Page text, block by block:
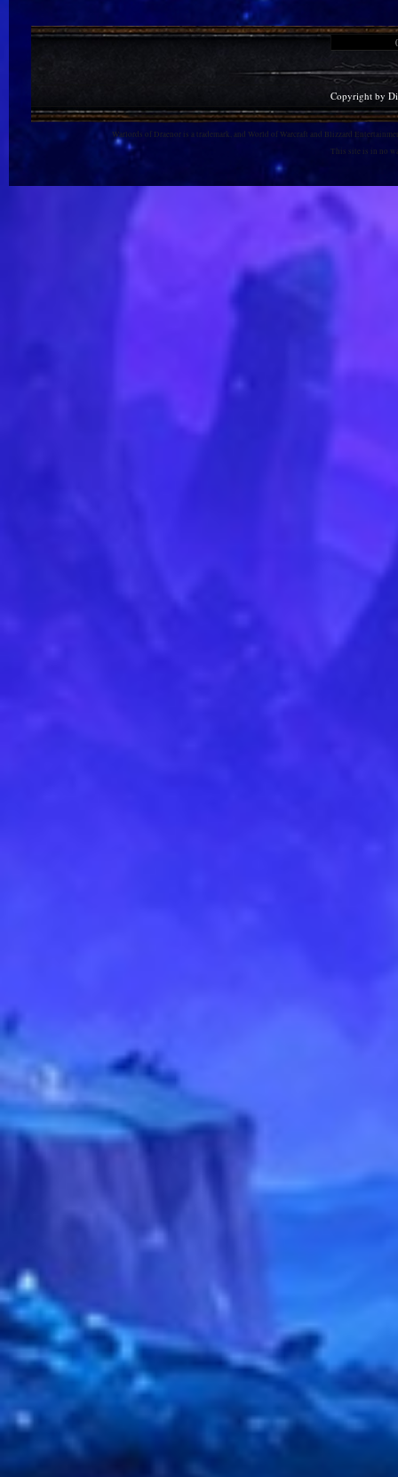
Copyright by
Warlords of Draenor is a trademark, and World of Warcraft and Blizzard
This site is in no